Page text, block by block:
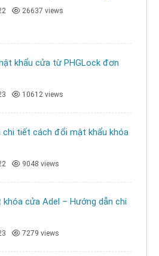
26637 views
khẩu cửa từ PHGLock đơn
10612 views
chi tiết cách đổi mật khẩu khóa
9048 views
khóa cửa Adel – Hướng dẫn chi
7279 views